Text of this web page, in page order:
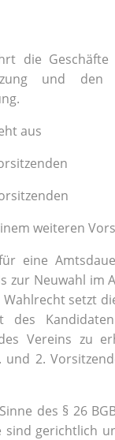
die Geschäfte
und den
aus
weiteren
eine
zur Neuwahl im
Wahlrecht setzt
des
Vereins zu
und 2.
des § 26
sind gerichtlich